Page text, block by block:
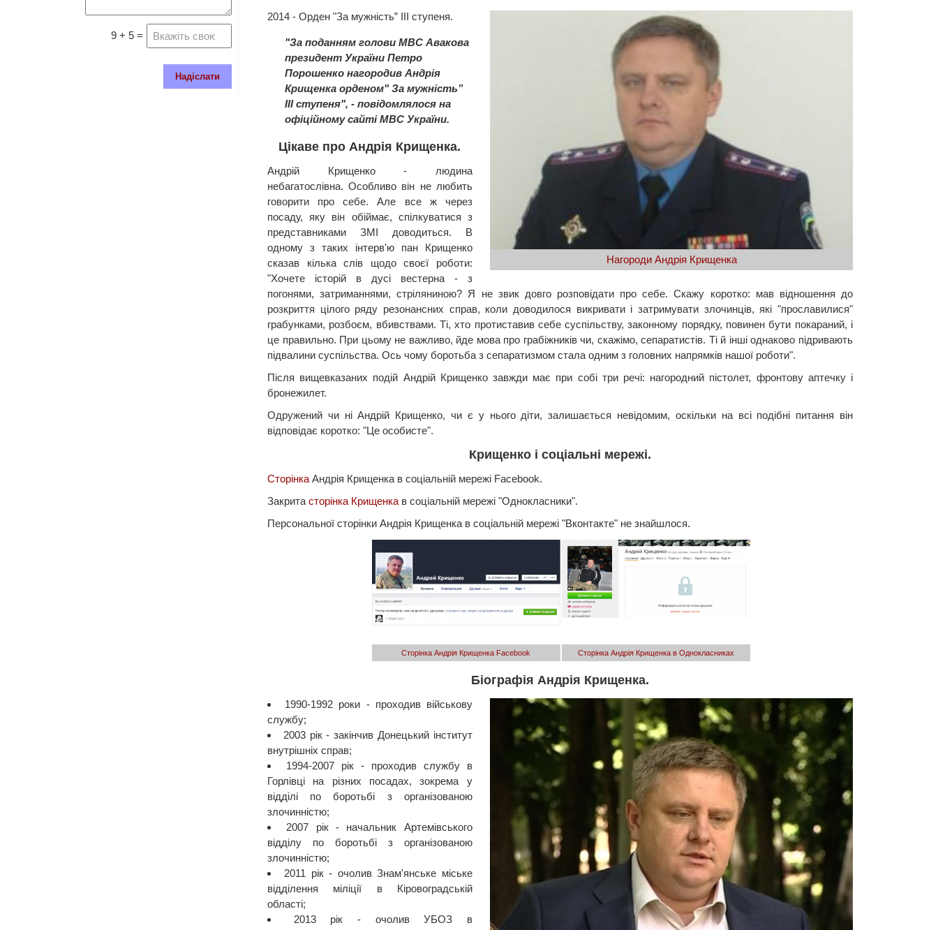
Нагороди Андрія Крищенка
2014 - Орден "За мужність” ІІІ ступеня.
"За поданням голови МВС Авакова
президент України Петро
Порошенко нагородив Андрія
Крищенка орденом" За мужність”
ІІІ ступеня", - повідомлялося на
офіційному сайті МВС України.
Цікаве про Андрія Крищенка.
Андрій Крищенко - людина
небагатослівна. Особливо він не любить
говорити про себе. Але все ж через
посаду, яку він обіймає, спілкуватися з
представниками ЗМІ доводиться. В
одному з таких інтерв'ю пан Крищенко
сказав кілька слів щодо своєї роботи:
"Хочете історій в дусі вестерна - з
погонями, затриманнями, стріляниною? Я не звик довго розповідати про себе. Скажу коротко: мав відношення до
розкриття цілого ряду резонансних справ, коли доводилося викривати і затримувати злочинців, які "прославилися"
грабунками, розбоєм, вбивствами. Ті, хто протиставив себе суспільству, законному порядку, повинен бути покараний, і
це правильно. При цьому не важливо, йде мова про грабіжників чи, скажімо, сепаратистів. Ті й інші однаково підривають
підвалини суспільства. Ось чому боротьба з сепаратизмом стала одним з головних напрямків нашої роботи".
Після вищевказаних подій Андрій Крищенко завжди має при собі три речі: нагородний пістолет, фронтову аптечку і
бронежилет.
Одружений чи ні Андрій Крищенко, чи є у нього діти, залишається невідомим, оскільки на всі подібні питання він
відповідає коротко: "Це особисте".
Крищенко і соціальні мережі.
Сторінка Андрія Крищенка в соціальній мережі Facebook.
Закрита сторінка Крищенка в соціальній мережі "Однокласники".
Персональної сторінки Андрія Крищенка в соціальній мережі "Вконтакте" не знайшлося.
Сторінка Андрія Крищенка Facebook Сторінка Андрія Крищенка в Однокласниках
Біографія Андрія Крищенка.
1990-1992 роки - проходив військову
службу;
2003 рік - закінчив Донецький інститут
внутрішніх справ;
1994-2007 рік - проходив службу в
Горлівці на різних посадах, зокрема у
відділі по боротьбі з організованою
злочинністю;
2007 рік - начальник Артемівського
відділу по боротьбі з організованою
злочинністю;
2011 рік - очолив Знам'янське міське
відділення міліції в Кіровоградській
області;
2013 рік - очолив УБОЗ в
9 + 5 =
Надіслати